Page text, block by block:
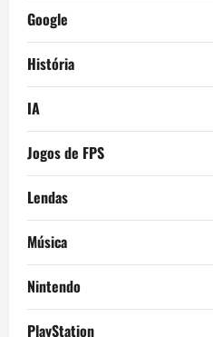
Google
História
IA
Jogos de FPS
Lendas
Música
Nintendo
PlayStation